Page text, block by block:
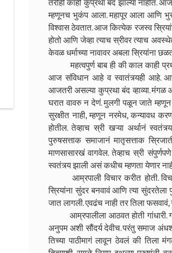
तरीही काही कुप्रथा बंद झाल्या नाहीत.
म्हणूनच भुकंप आला. महापूर आला आणि
विश्वास ठेवतात. आज कित्येक रजस्व
होतो आणि जेव्हा त्याच स्रीवर त्याच
केवळ धर्माच्या नावावर अबला स्रियांना
महत्वपुर्ण बाब ही की काल काही
आज संविधान आहे व स्वातंत्र्यही आहे.
आजतरी असल्या कुप्रथा बंद व्हाव्या.
घरात वावरु न देणं. मुलगी पळून जाते
सुरक्षीत नाही, म्हणून नरमेध, कन्यावध
होतील. तेव्हाच स्री खऱ्या अर्थानं
पुरुषसत्ताक समाजानं मातृसत्ताक
माणसासारखं वागवेल. तेव्हाच स्री
स्वतंत्र्य झाली असं कधीच म्हणता येणार
आम्रपाली विचार करीत होती.
स्रियांना सुंदर बनवावं आणि त्या
जात लागली. एवढंच नाही तर तिला
आम्रपालीला आठवत होती गांधारी.
अनुपम अशी सौंदर्य देवीच. परंतु समाज
तिच्या पाठीमागं लावून ठेवलं की तिला